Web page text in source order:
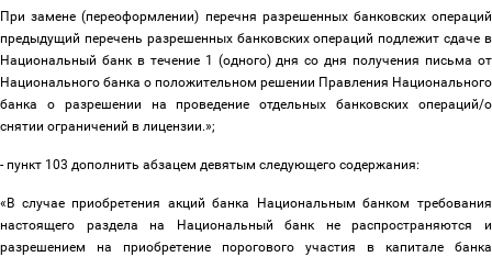
При замене (переоформлении) перечня разрешенных банковских операций
предыдущий перечень разрешенных банковских операций подлежит сдаче в
Национальный банк в течение 1 (одного) дня со дня получения письма от
Национального банка о положительном решении Правления Национального
банка о разрешении на проведение отдельных банковских операций/о
снятии ограничений в лицензии.»;
- пункт 103 дополнить абзацем девятым следующего содержания:
«В случае приобретения акций банка Национальным банком требования
настоящего раздела на Национальный банк не распространяются и
разрешением на приобретение порогового участия в капитале банка